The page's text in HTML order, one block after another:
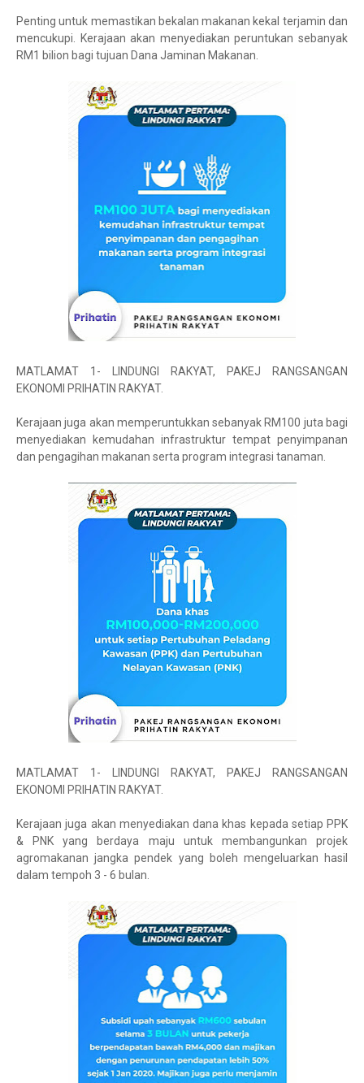
Penting untuk memastikan bekalan makanan kekal terjamin dan
mencukupi. Kerajaan akan menyediakan peruntukan sebanyak
RM1 bilion bagi tujuan Dana Jaminan Makanan.
MATLAMAT 1- LINDUNGI RAKYAT, PAKEJ RANGSANGAN
EKONOMI PRIHATIN RAKYAT.
Kerajaan juga akan memperuntukkan sebanyak RM100 juta bagi
menyediakan kemudahan infrastruktur tempat penyimpanan
dan pengagihan makanan serta program integrasi tanaman.
MATLAMAT 1- LINDUNGI RAKYAT, PAKEJ RANGSANGAN
EKONOMI PRIHATIN RAKYAT.
Kerajaan juga akan menyediakan dana khas kepada setiap PPK
& PNK yang berdaya maju untuk membangunkan projek
agromakanan jangka pendek yang boleh mengeluarkan hasil
dalam tempoh 3 - 6 bulan.